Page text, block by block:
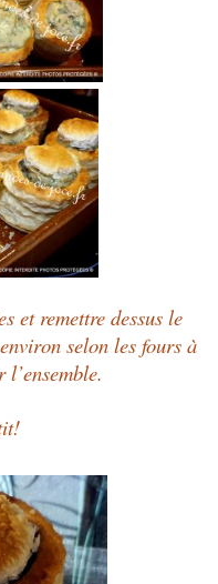
et remettre dessus le
selon les fours à